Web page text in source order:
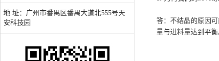
地 址：广州市番禺区番禺大道北555号天
安科技园
答：不结晶的原因
量与进料量达到平